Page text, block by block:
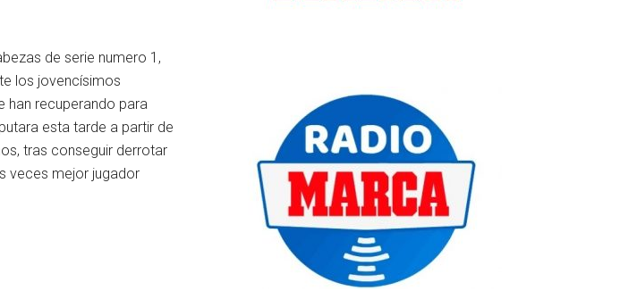
de serie numero 1,
los jovencísimos
han recuperando para
esta tarde a partir de
tras conseguir derrotar
veces mejor jugador